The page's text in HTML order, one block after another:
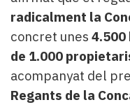
radicalment la
concret unes 4.500
de 1.000
acompanyat del
Regants de la